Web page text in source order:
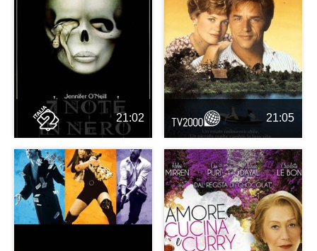
21:02 21:05